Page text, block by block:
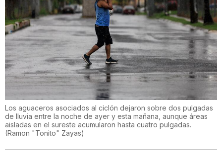
Los aguaceros asociados al ciclón dejaron sobre dos pulgadas
de lluvia entre la noche de ayer y esta mañana, aunque áreas
aisladas en el sureste acumularon hasta cuatro pulgadas.
(Ramon "Tonito" Zayas)